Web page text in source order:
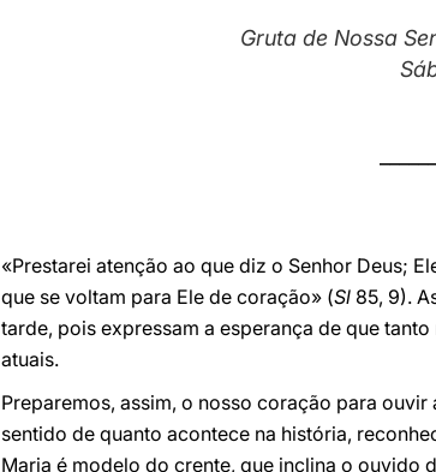
Gruta de Nossa
«Prestarei atenção ao que diz o Senhor Deus;
que se voltam para Ele de coração» (Sl 85, 9).
tarde, pois expressam a esperança de que
atuais.
Preparemos, assim, o nosso coração para
sentido de quanto acontece na história,
Maria é modelo do crente, que inclina o ouvido